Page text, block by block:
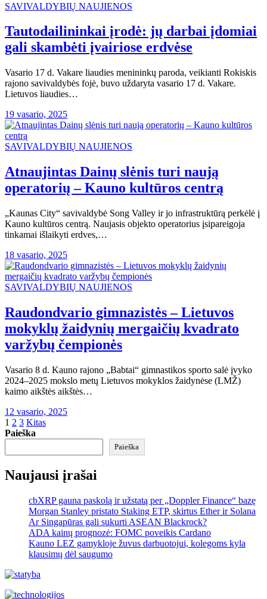
SAVIVALDYBIŲ NAUJIENOS
Tautodailininkai įrodė: jų darbai įdomiai
gali skambėti įvairiose erdvėse
Vasario 17 d. Vakare liaudies menininkų paroda, veikianti Rokiskis
rajono savivaldybės fojė, buvo uždaryta vasario 17 d. Vakare.
Lietuvos liaudies…
19 vasario, 2025
SAVIVALDYBIŲ NAUJIENOS
Atnaujintas Dainų slėnis turi naują
operatorių – Kauno kultūros centrą
„Kaunas City“ savivaldybė Song Valley ir jo infrastruktūrą perkėlė į
Kauno kultūros centrą. Naujasis objekto operatorius įsipareigoja
tinkamai išlaikyti erdves,…
18 vasario, 2025
SAVIVALDYBIŲ NAUJIENOS
Raudondvario gimnazistės – Lietuvos
mokyklų žaidynių mergaičių kvadrato
varžybų čempionės
Vasario 8 d. Kauno rajono „Babtai“ gimnastikos sporto salė įvyko
2024–2025 mokslo metų Lietuvos mokyklos žaidynėse (LMŽ)
kaimo aikštės aikštės…
12 vasario, 2025
Įrašų
puslapiavimas
1 2 3 Kitas
Paieška
Paieška
Naujausi įrašai
cbXRP gauna paskolą ir užstatą per „Doppler Finance“ bazę
Morgan Stanley pristato Staking ETP, skirtus Ether ir Solana
Ar Singapūras gali sukurti ASEAN Blackrock?
ADA kainų prognozė: FOMC poveikis Cardano
Kauno LEZ gamykloje žuvus darbuotojui, kolegoms kyla
klausimų dėl saugumo